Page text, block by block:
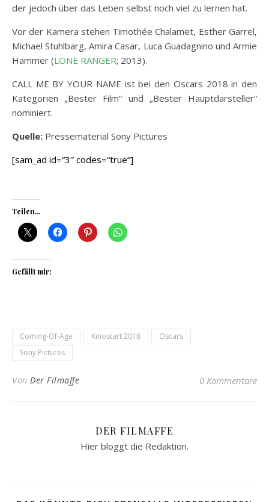
der jedoch über das Leben selbst noch viel zu lernen hat.
Vor der Kamera stehen Timothée Chalamet, Esther Garrel,
Michael Stuhlbarg, Amira Casar, Luca Guadagnino und Armie
Hammer (LONE RANGER; 2013).
CALL ME BY YOUR NAME ist bei den Oscars 2018 in den
Kategorien „Bester Film“ und „Bester Hauptdarsteller“
nominiert.
Quelle: Pressematerial Sony Pictures
[sam_ad id=“3″ codes=“true“]
Teilen...
Gefällt mir:
Coming-Of-Age Kinostart 2018
Oscars
Sony Pictures
Von Der Filmaffe 0 Kommentare
DER FILMAFFE
Hier bloggt die Redaktion.